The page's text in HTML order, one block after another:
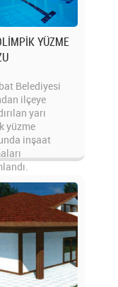
YÜZME
Belediyesi
ilçeye
yarı
yüzme
inşaat